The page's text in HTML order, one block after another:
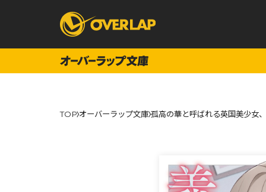
コミック ライトノベ
オーバーラップ文庫 オーバ
TOP オーバーラップ文庫 孤高の華と呼ばれる英国美少女